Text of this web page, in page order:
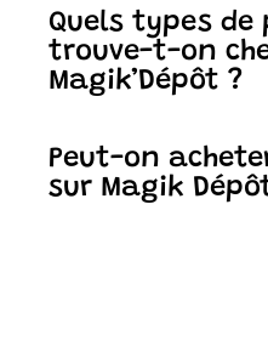
Quels types de
trouve-t-on
Magik’Dépôt ?
Peut-on
sur Magik